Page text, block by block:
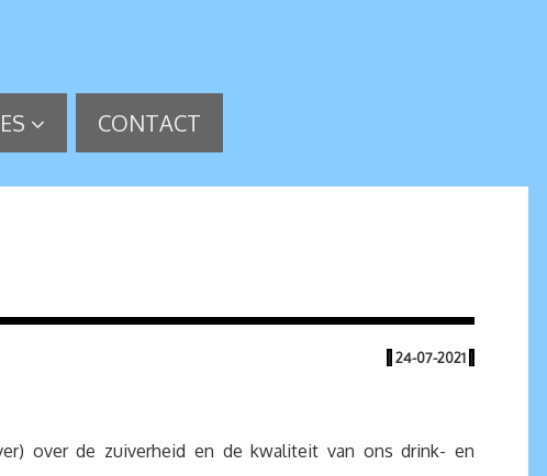
CONTACT
| 24-07-2021 |
over de zuiverheid en de kwaliteit van ons drink- en